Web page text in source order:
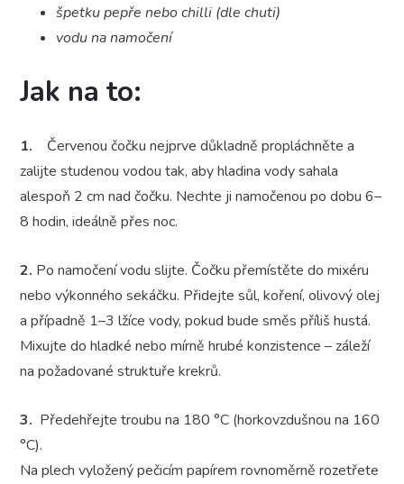
špetku pepře nebo chilli (dle chuti)
vodu na namočení
Jak na to:
1. Červenou čočku nejprve důkladně propláchněte a
zalijte studenou vodou tak, aby hladina vody sahala
alespoň 2 cm nad čočku. Nechte ji namočenou po dobu 6–
8 hodin, ideálně přes noc.
2. Po namočení vodu slijte. Čočku přemístěte do mixéru
nebo výkonného sekáčku. Přidejte sůl, koření, olivový olej
a případně 1–3 lžíce vody, pokud bude směs příliš hustá.
Mixujte do hladké nebo mírně hrubé konzistence – záleží
na požadované struktuře krekrů.
3. Předehřejte troubu na 180 °C (horkovzdušnou na 160
°C).
Na plech vyložený pečicím papírem rovnoměrně rozetřete